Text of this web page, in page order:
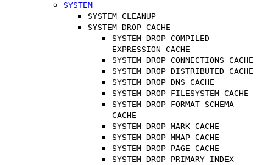
SYSTEM
SYSTEM CLEANUP
SYSTEM DROP CACHE
SYSTEM DROP COMPILED
EXPRESSION CACHE
SYSTEM DROP CONNECTIONS CACHE
SYSTEM DROP DISTRIBUTED CACHE
SYSTEM DROP DNS CACHE
SYSTEM DROP FILESYSTEM CACHE
SYSTEM DROP FORMAT SCHEMA
CACHE
SYSTEM DROP MARK CACHE
SYSTEM DROP MMAP CACHE
SYSTEM DROP PAGE CACHE
SYSTEM DROP PRIMARY INDEX